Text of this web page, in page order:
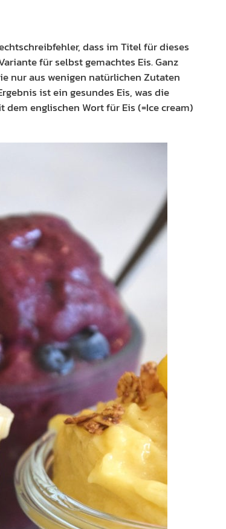
dass im Titel für dieses
für selbst gemachtes Eis. Ganz
nur aus wenigen natürlichen Zutaten
ist ein gesundes Eis, was die
englischen Wort für Eis (=Ice cream)